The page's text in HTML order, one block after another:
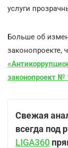
услуги
Больше об
законопроекте,
законопроект №
Свежая
всегда под
LIGA360